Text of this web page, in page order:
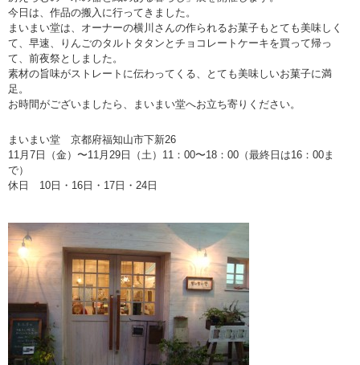
今日は、作品の搬入に行ってきました。
まいまい堂は、オーナーの横川さんの作られるお菓子もとても美味しく
て、早速、りんごのタルトタタンとチョコレートケーキを買って帰っ
て、前夜祭としました。
素材の旨味がストレートに伝わってくる、とても美味しいお菓子に満
足。
お時間がございましたら、まいまい堂へお立ち寄りください。
まいまい堂 京都府福知山市下新26
11月7日（金）〜11月29日（土）11：00〜18：00（最終日は16：00ま
で）
休日 10日・16日・17日・24日